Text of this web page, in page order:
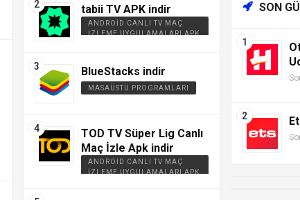
tabii TV APK indir
ANDROID CANLI TV MAÇ
İZLEME UYGULAMALARI APK
BlueStacks indir
MASAÜSTÜ PROGRAMLARI
TOD TV Süper Lig Canlı
Maç İzle Apk indir
ANDROID CANLI TV MAÇ
İZLEME UYGULAMALARI APK
SON